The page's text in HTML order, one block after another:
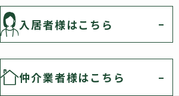
入居者様はこちら
仲介業者様はこちら